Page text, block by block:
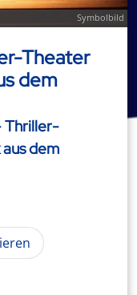
Symbolbild
Theater
dem
Thriller-
dem